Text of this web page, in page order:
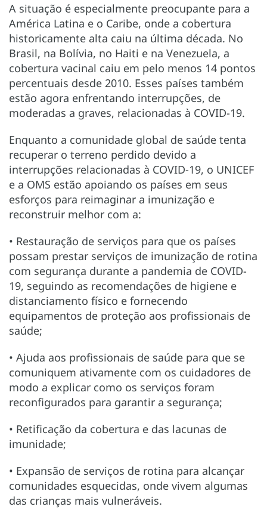
A situação é especialmente preocupante para a
América Latina e o Caribe, onde a cobertura
historicamente alta caiu na última década. No
Brasil, na Bolívia, no Haiti e na Venezuela, a
cobertura vacinal caiu em pelo menos 14 pontos
percentuais desde 2010. Esses países também
estão agora enfrentando interrupções, de
moderadas a graves, relacionadas à COVID-19.
Enquanto a comunidade global de saúde tenta
recuperar o terreno perdido devido a
interrupções relacionadas à COVID-19, o UNICEF
e a OMS estão apoiando os países em seus
esforços para reimaginar a imunização e
reconstruir melhor com a:
• Restauração de serviços para que os países
possam prestar serviços de imunização de rotina
com segurança durante a pandemia de COVID-
19, seguindo as recomendações de higiene e
distanciamento físico e fornecendo
equipamentos de proteção aos profissionais de
saúde;
• Ajuda aos profissionais de saúde para que se
comuniquem ativamente com os cuidadores de
modo a explicar como os serviços foram
reconfigurados para garantir a segurança;
• Retificação da cobertura e das lacunas de
imunidade;
• Expansão de serviços de rotina para alcançar
comunidades esquecidas, onde vivem algumas
das crianças mais vulneráveis.